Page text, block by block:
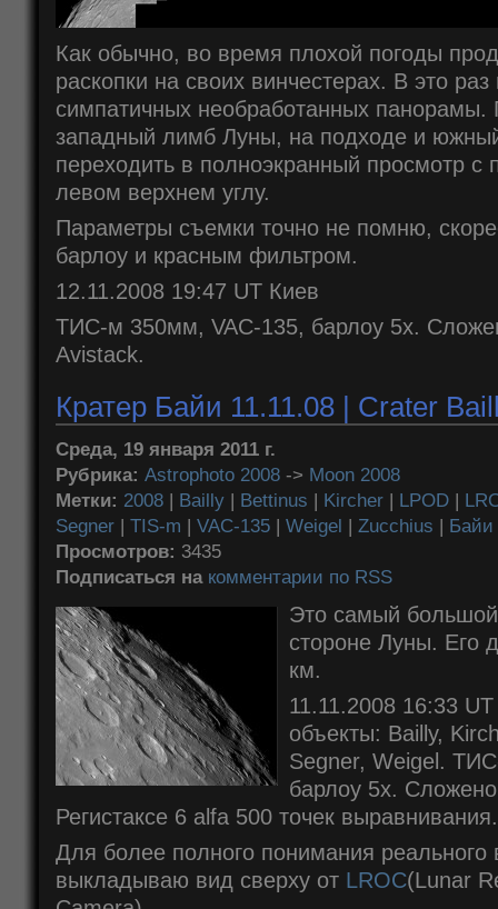
Как обычно, во время плохой погоды
раскопки на своих винчестерах. В это
симпатичных необработанных панорамы.
западный лимб Луны, на подходе и
переходить в полноэкранный просмотр
левом верхнем углу.
Параметры съемки точно не помню,
барлоу и красным фильтром.
12.11.2008 19:47 UT Киев
ТИС-м 350мм, VAC-135, барлоу 5x.
Avistack.
Кратер Байи 11.11.08 | Crater
Среда, 19 января 2011 г.
Рубрика: Astrophoto 2008 -> Moon 2008
Метки: 2008 | Bailly | Bettinus | Kircher | LPOD |
Segner | TIS-m | VAC-135 | Weigel | Zucchius | Байи
Просмотров: 3435
Подписаться на комментарии по RSS
Это самый
стороне Луны. Его
км.
11.11.2008 16:33
объекты: Bailly,
Segner, Weigel.
барлоу 5x.
Регистаксе 6 alfa 500 точек выравнивания.
Для более полного понимания реального
выкладываю вид сверху от LROC(Lunar